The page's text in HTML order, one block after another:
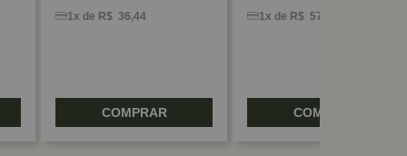
1x de R$ 36,44
COMPRAR
1x de R$ 57,92
COMPRAR